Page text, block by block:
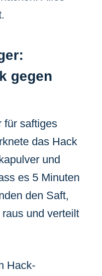
gegen
für saftiges
das Hack
und
es 5 Minuten
den Saft,
und verteilt
Hack-